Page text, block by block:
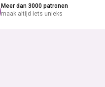
Meer dan 3000 patronen
maak altijd iets unieks